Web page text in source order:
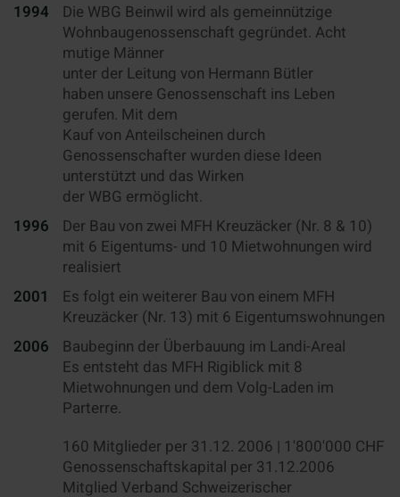
1994
Die WBG Beinwil wird als gemeinnützige
Wohnbaugenossenschaft gegründet. Acht
mutige Männer
unter der Leitung von Hermann Bütler
haben unsere Genossenschaft ins Leben
gerufen. Mit dem
Kauf von Anteilscheinen durch
Genossenschafter wurden diese Ideen
unterstützt und das Wirken
der WBG ermöglicht.
1996
Der Bau von zwei MFH Kreuzäcker (Nr. 8 & 10)
mit 6 Eigentums- und 10 Mietwohnungen wird
realisiert
2001
Es folgt ein weiterer Bau von einem MFH
Kreuzäcker (Nr. 13) mit 6 Eigentumswohnungen
2006
Baubeginn der Überbauung im Landi-Areal
Es entsteht das MFH Rigiblick mit 8
Mietwohnungen und dem Volg-Laden im
Parterre.
160 Mitglieder per 31.12. 2006 | 1'800'000 CHF
Genossenschaftskapital per 31.12.2006
Mitglied Verband Schweizerischer